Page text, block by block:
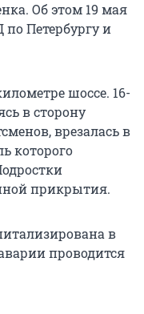
Об этом 19 мая
Петербургу и
шоссе. 16-
в сторону
врезалась в
которого
прикрытия.
в
проводится